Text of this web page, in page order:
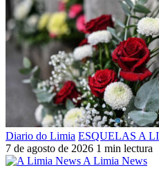
Diario do Limia ESQUELAS A
7 de agosto de 2026 1 min lectura
A Limia News